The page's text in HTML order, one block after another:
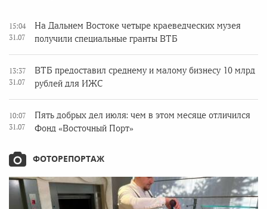
15:04
31.07
На Дальнем Востоке четыре краеведческих музея
получили специальные гранты ВТБ
13:37
31.07
ВТБ предоставил среднему и малому бизнесу 10 млрд
рублей для ИЖС
10:07
31.07
Пять добрых дел июля: чем в этом месяце отличился
Фонд «Восточный Порт»
ФОТОРЕПОРТАЖ